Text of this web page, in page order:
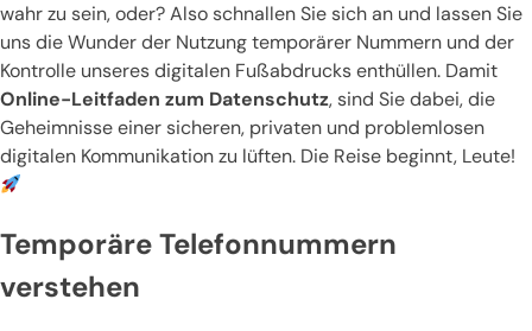
wahr zu sein, oder? Also schnallen Sie sich an und lassen Sie
uns die Wunder der Nutzung temporärer Nummern und der
Kontrolle unseres digitalen Fußabdrucks enthüllen. Damit
Online-Leitfaden zum Datenschutz, sind Sie dabei, die
Geheimnisse einer sicheren, privaten und problemlosen
digitalen Kommunikation zu lüften. Die Reise beginnt, Leute!
Temporäre Telefonnummern
verstehen